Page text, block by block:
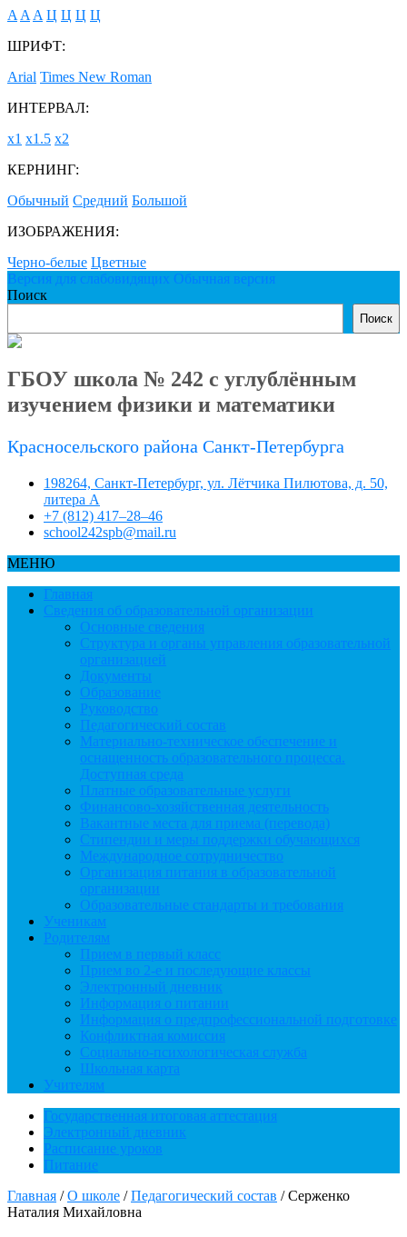
A A A Ц Ц Ц Ц
ШРИФТ:
Arial Times New Roman
ИНТЕРВАЛ:
х1 х1.5 х2
КЕРНИНГ:
Обычный Средний Большой
ИЗОБРАЖЕНИЯ:
Черно-белые Цветные
Версия для слабовидящих Обычная версия
Поиск
Поиск
ГБОУ школа № 242 с углублённым
изучением физики и математики
Красносельского района Санкт-Петербурга
198264, Санкт-Петербург, ул. Лётчика Пилютова, д. 50,
литера А
+7 (812) 417–28–46
school242spb@mail.ru
МЕНЮ
Главная
Сведения об образовательной организации
Основные сведения
Структура и органы управления образовательной
организацией
Документы
Образование
Руководство
Педагогический состав
Материально-техническое обеспечение и
оснащенность образовательного процесса.
Доступная среда
Платные образовательные услуги
Финансово-хозяйственная деятельность
Вакантные места для приема (перевода)
Стипендии и меры поддержки обучающихся
Международное сотрудничество
Организация питания в образовательной
организации
Образовательные стандарты и требования
Ученикам
Родителям
Прием в первый класс
Прием во 2-е и последующие классы
Электронный дневник
Информация о питании
Информация о предпрофессиональной подготовке
Конфликтная комиссия
Социально-психологическая служба
Школьная карта
Учителям
Государственная итоговая аттестация
Электронный дневник
Расписание уроков
Питание
Главная /О школе /Педагогический состав /Серженко
Наталия Михайловна